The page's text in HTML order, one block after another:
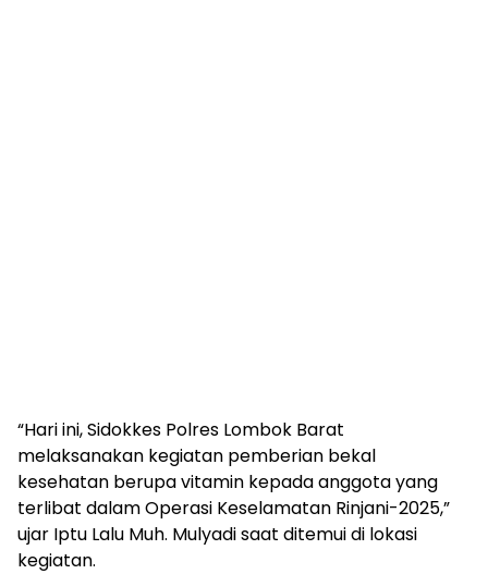
“Hari ini, Sidokkes Polres Lombok Barat
melaksanakan kegiatan pemberian bekal
kesehatan berupa vitamin kepada anggota yang
terlibat dalam Operasi Keselamatan Rinjani-2025,”
ujar Iptu Lalu Muh. Mulyadi saat ditemui di lokasi
kegiatan.